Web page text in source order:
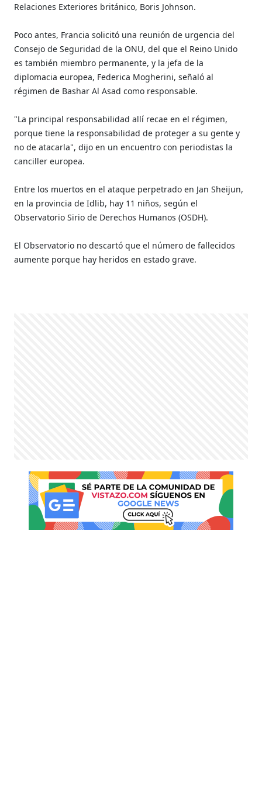
Relaciones Exteriores británico, Boris Johnson.
Poco antes, Francia solicitó una reunión de urgencia del
Consejo de Seguridad de la ONU, del que el Reino Unido
es también miembro permanente, y la jefa de la
diplomacia europea, Federica Mogherini, señaló al
régimen de Bashar Al Asad como responsable.
"La principal responsabilidad allí recae en el régimen,
porque tiene la responsabilidad de proteger a su gente y
no de atacarla", dijo en un encuentro con periodistas la
canciller europea.
Entre los muertos en el ataque perpetrado en Jan Sheijun,
en la provincia de Idlib, hay 11 niños, según el
Observatorio Sirio de Derechos Humanos (OSDH).
El Observatorio no descartó que el número de fallecidos
aumente porque hay heridos en estado grave.